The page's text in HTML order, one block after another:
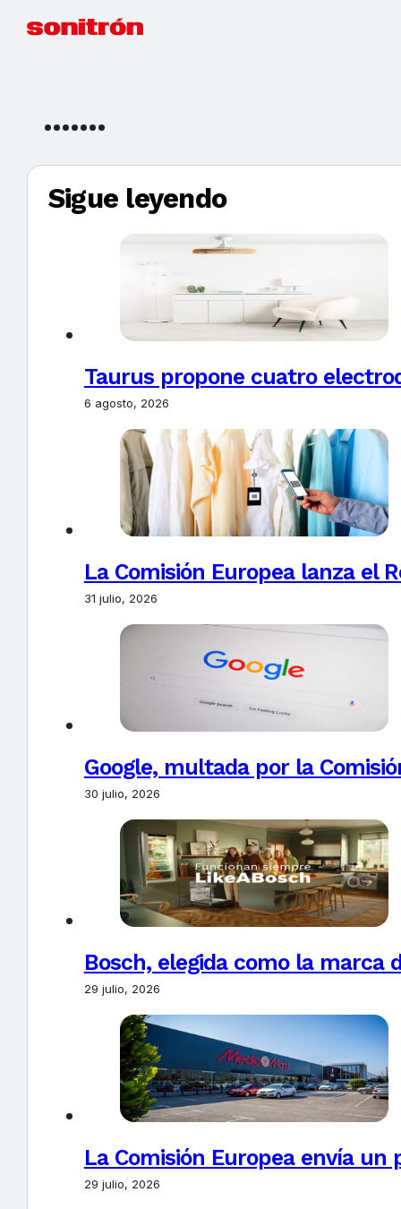
Sigue leyendo
Taurus propone cuatro
6 agosto, 2026
La Comisión Europea lanza el
31 julio, 2026
Google, multada por la
30 julio, 2026
Bosch, elegida como la marca
29 julio, 2026
La Comisión Europea envía un
29 julio, 2026